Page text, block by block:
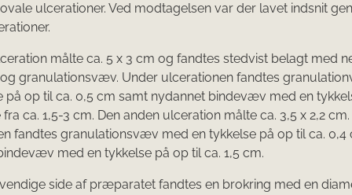
ulcerationer. Ved modtagelsen var der lavet indsnit
målte ca. 5 x 3 cm og fandtes stedvist belagt med
granulationsvæv. Under ulcerationen fandtes
på op til ca. 0,5 cm samt nydannet bindevæv med en
ca. 1,5-3 cm. Den anden ulceration målte ca. 3,5 x 2,2
fandtes granulationsvæv med en tykkelse på op til ca. 0,4
med en tykkelse på op til ca. 1,5 cm.
side af præparatet fandtes en brokring med en